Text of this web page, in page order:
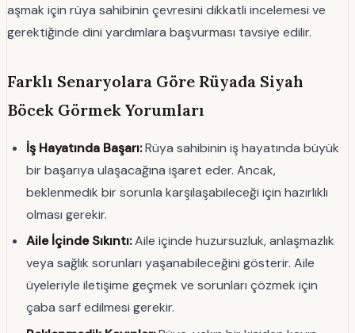
aşmak için rüya sahibinin çevresini dikkatli incelemesi ve
gerektiğinde dini yardımlara başvurması tavsiye edilir.
Farklı Senaryolara Göre Rüyada Siyah
Böcek Görmek Yorumları
İş Hayatında Başarı:Rüya sahibinin iş hayatında büyük
bir başarıya ulaşacağına işaret eder. Ancak,
beklenmedik bir sorunla karşılaşabileceği için hazırlıklı
olması gerekir.
Aile İçinde Sıkıntı:Aile içinde huzursuzluk, anlaşmazlık
veya sağlık sorunları yaşanabileceğini gösterir. Aile
üyeleriyle iletişime geçmek ve sorunları çözmek için
çaba sarf edilmesi gerekir.